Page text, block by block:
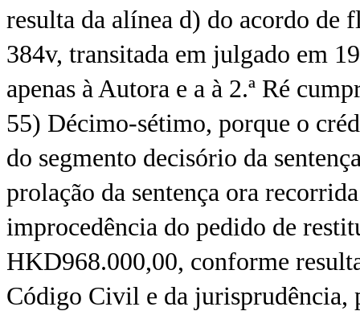
resulta da alínea d) do acordo de
384v, transitada em julgado em
apenas à Autora e a à 2.ª Ré
55) Décimo-sétimo, porque o
do segmento decisório da
prolação da sentença ora
improcedência do pedido de
HKD968.000,00, conforme
Código Civil e da jurisprudência,